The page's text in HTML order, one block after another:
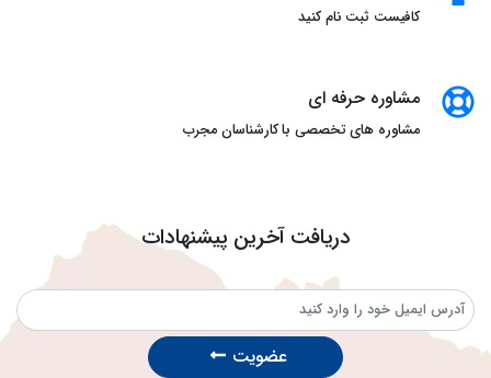
کافیست ثبت نام کنید
مشاوره حرفه ای
مشاوره های تخصصی با کارشناسان مجرب
دریافت آخرین پیشنهادات
عضویت